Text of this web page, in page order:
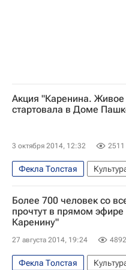
Акция "Каренина. Живое
стартовала в Доме
3 октября 2014, 12:32 2511
Фекла Толстая
Владивосток
Европа
Весь мир
Сергей
Лев Толстой (писатель)
Валерий Тодоровский
Егор Кончаловский
Более 700 человек со
прочтут в прямом эфире
Каренину"
27 августа 2014, 19:24 4892
Фекла Толстая